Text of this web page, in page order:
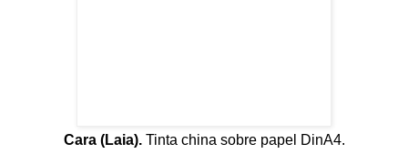
Cara (Laia).Tinta china sobre papel DinA4.